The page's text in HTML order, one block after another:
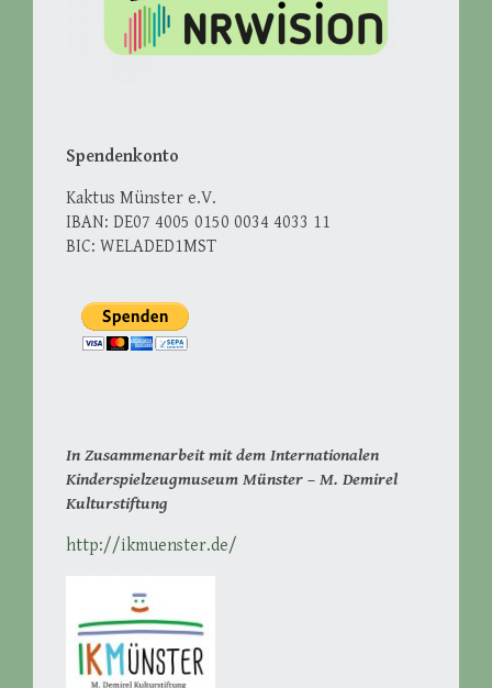
Spendenkonto
Kaktus Münster e.V.
IBAN: DE07 4005 0150 0034 4033 11
BIC: WELADED1MST
In Zusammenarbeit mit dem Internationalen
Kinderspielzeugmuseum Münster – M. Demirel
Kulturstiftung
http://ikmuenster.de/